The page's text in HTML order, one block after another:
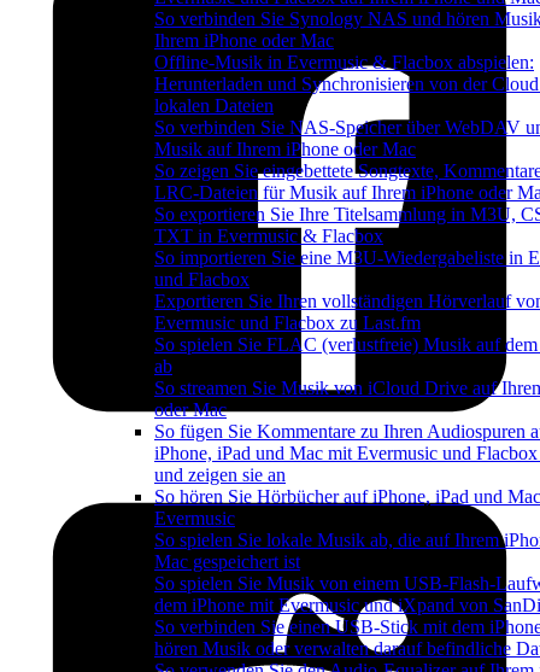
So verbinden Sie Synology NAS und hören
Ihrem iPhone oder Mac
Offline-Musik in Evermusic & Flacbox abspielen:
Herunterladen und Synchronisieren von der
lokalen Dateien
So verbinden Sie NAS-Speicher über WebDAV
Musik auf Ihrem iPhone oder Mac
So zeigen Sie eingebettete Songtexte,
LRC-Dateien für Musik auf Ihrem iPhone oder
So exportieren Sie Ihre Titelsammlung in M3U,
TXT in Evermusic & Flacbox
So importieren Sie eine M3U-Wiedergabeliste in
und Flacbox
Exportieren Sie Ihren vollständigen Hörverlauf
Evermusic und Flacbox zu Last.fm
So spielen Sie FLAC (verlustfreie) Musik auf
ab
So streamen Sie Musik von iCloud Drive auf
oder Mac
So fügen Sie Kommentare zu Ihren Audiospuren
iPhone, iPad und Mac mit Evermusic und
und zeigen sie an
So hören Sie Hörbücher auf iPhone, iPad und
Evermusic
So spielen Sie lokale Musik ab, die auf Ihrem
Mac gespeichert ist
So spielen Sie Musik von einem USB-Flash-
dem iPhone mit Evermusic und iXpand von
So verbinden Sie einen USB-Stick mit dem
hören Musik oder verwalten darauf befindliche